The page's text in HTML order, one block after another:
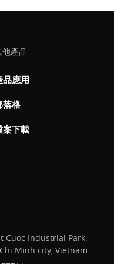
他產品
品應用
落格
案下載
Cuoc Industrial Park,
Minh city, Vietnam